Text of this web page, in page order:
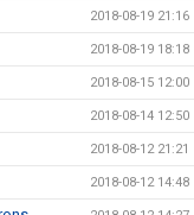
2018-08-19 21:16
2018-08-19 18:18
2018-08-15 12:00
2018-08-14 12:50
2018-08-12 21:21
2018-08-12 14:48